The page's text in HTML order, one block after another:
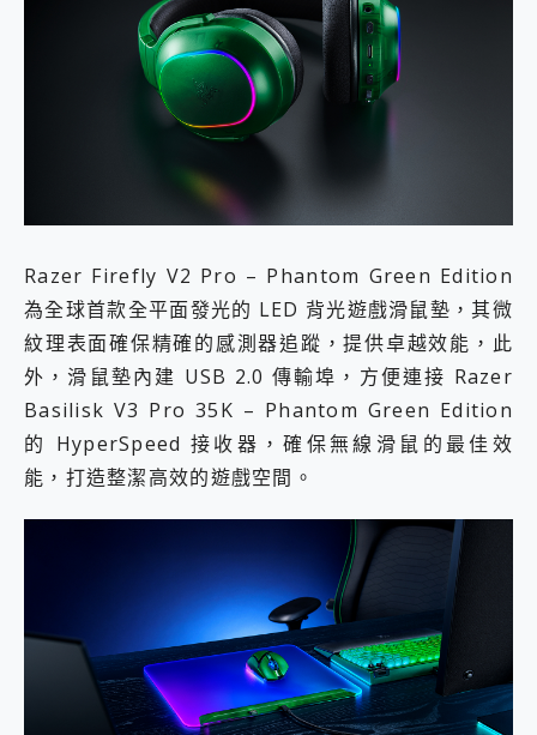
Razer Firefly V2 Pro – Phantom Green Edition
為全球首款全平面發光的 LED 背光遊戲滑鼠墊，其微
紋理表面確保精確的感測器追蹤，提供卓越效能，此
外，滑鼠墊內建 USB 2.0 傳輸埠，方便連接 Razer
Basilisk V3 Pro 35K – Phantom Green Edition
的 HyperSpeed 接收器，確保無線滑鼠的最佳效
能，打造整潔高效的遊戲空間。